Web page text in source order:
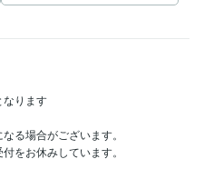
なります
る場合がございます。
をお休みしています。